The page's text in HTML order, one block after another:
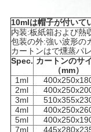
10mlは帽子が付いて
内装:板紙箱および熱
包装の外:強い波形の
カートンはで燻蒸パ
Spec. カートンのサ
（mm）
1ml
2ml
3ml
4ml
5ml
7ml